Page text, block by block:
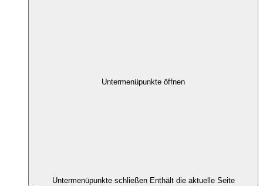
Untermenüpunkte öffnen
Untermenüpunkte schließen Enthält die aktuelle Seite